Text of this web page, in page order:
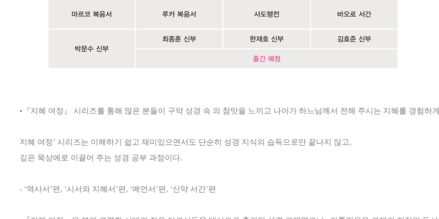
•『지혜 여정』 시리즈를 통해 많은 분들이 구약 성경 속 의 참맛을 느끼고 나아가하느님께서 전해 주시는 지혜를 경험하
지혜 여정’ 시리즈는 이해하기 쉽고 재미있으면서도 단순히 성경 지식의 습득으로만 끝나지 않고,
깊은 묵상에로 이끌어 주는 성경 공부 과정이다.
- ‘역사서’편, ‘시서와 지혜서’편, ‘예언서’편, ‘신약 서간’편